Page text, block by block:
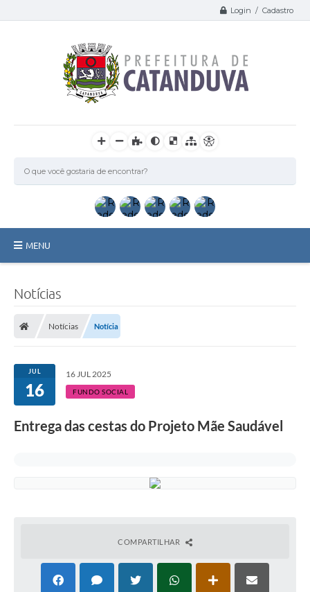
Login / Cadastro
MENU
Licitações / PCA
Transparência
Notícias
Notícias Notícia
JUL
16
16 JUL 2025
FUNDO SOCIAL
Entrega das cestas do Projeto Mãe Saudável
COMPARTILHAR